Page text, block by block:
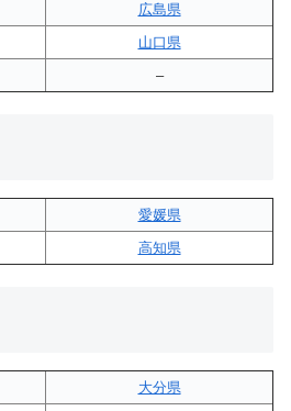
広島県
山口県
–
愛媛県
高知県
大分県